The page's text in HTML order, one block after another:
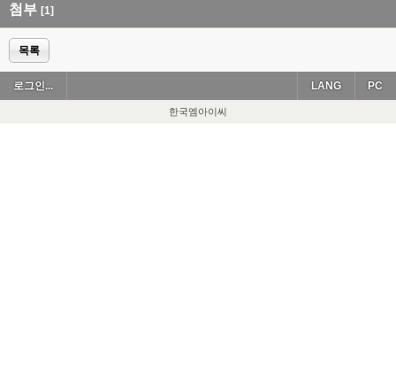
첨부 [1]
목록
로그인... PC
LANG
한국엠아이씨